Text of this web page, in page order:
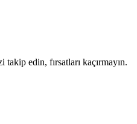
takip edin, fırsatları kaçırmayın.